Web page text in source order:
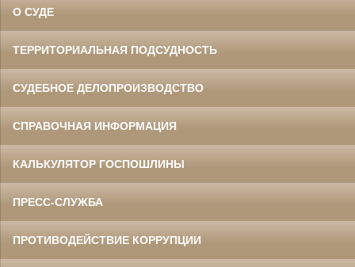
О СУДЕ
ТЕРРИТОРИАЛЬНАЯ ПОДСУДНОСТЬ
СУДЕБНОЕ ДЕЛОПРОИЗВОДСТВО
СПРАВОЧНАЯ ИНФОРМАЦИЯ
КАЛЬКУЛЯТОР ГОСПОШЛИНЫ
ПРЕСС-СЛУЖБА
ПРОТИВОДЕЙСТВИЕ КОРРУПЦИИ